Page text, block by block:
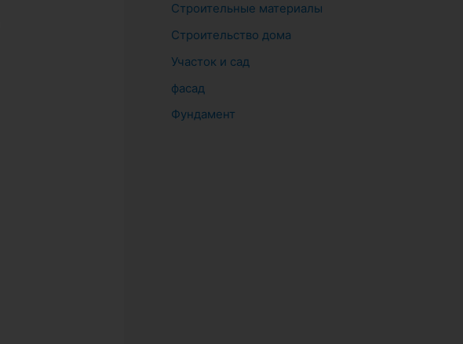
Строительные материалы
Строительство дома
Участок и сад
фасад
Фундамент